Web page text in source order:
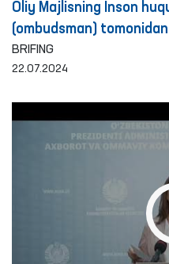
Oliy Majlisning Inson
(ombudsman)
yilligida qiynoqqa solish
olish yuzasidan amalga
BRIFING
22.07.2024